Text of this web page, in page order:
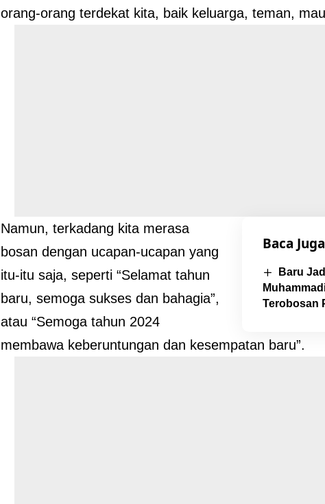
orang-orang terdekat kita, baik keluarga, teman,
Baca Juga
Baru
Terobosan
Namun, terkadang kita merasa
bosan dengan ucapan-ucapan yang
itu-itu saja, seperti “Selamat tahun
baru, semoga sukses dan bahagia”,
atau “Semoga tahun 2024
membawa keberuntungan dan kesempatan baru”.